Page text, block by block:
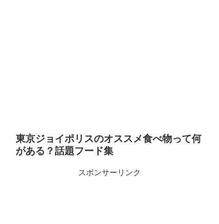
東京ジョイポリスのオススメ食べ物って何
がある？話題フード集
スポンサーリンク